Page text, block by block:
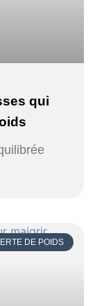
qui
DE POIDS